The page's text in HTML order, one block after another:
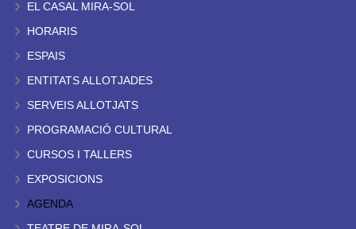
EL CASAL MIRA-SOL
HORARIS
ESPAIS
ENTITATS ALLOTJADES
SERVEIS ALLOTJATS
PROGRAMACIÓ CULTURAL
CURSOS I TALLERS
EXPOSICIONS
AGENDA